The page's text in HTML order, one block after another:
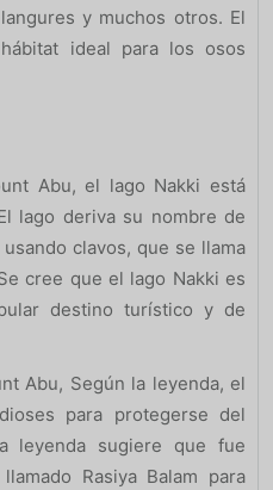
y muchos otros. El
ideal para los osos
Abu, el lago Nakki está
lago deriva su nombre de
clavos, que se llama
cree que el lago Nakki es
destino turístico y de
Abu, Según la leyenda, el
para protegerse del
leyenda sugiere que fue
Rasiya Balam para